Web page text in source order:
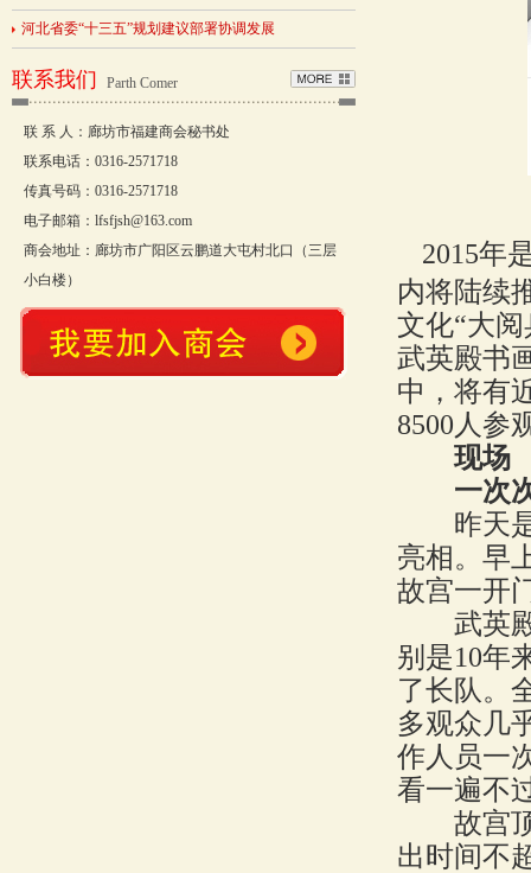
河北省委“十三五”规划建议部署协调发展
联系我们 Parth Comer
联 系 人：廊坊市福建商会秘书处
联系电话：0316-2571718
传真号码：0316-2571718
电子邮箱：lfsfjsh@163.com
商会地址：廊坊市广阳区云鹏道大屯村北口（三层
小白楼）
2015年
内将陆续
文化“大
武英殿书
中，将有
8500人参
现场
一次次
昨天是“
亮相。早
故宫一开
武英殿
别是10年
了长队。
多观众几
作人员一
看一遍不
故宫顶
出时间不